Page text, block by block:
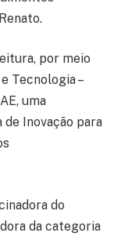
por meio
Tecnologia –
uma
Inovação para
do
da categoria